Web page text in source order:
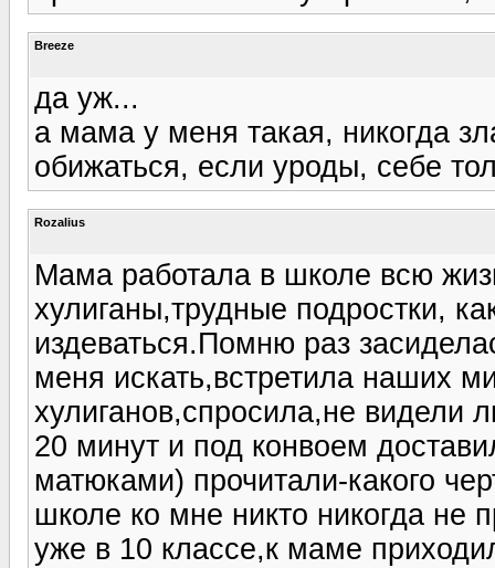
Breeze
да уж...
а мама у меня такая, никогда
обижаться, если уроды, себе
Rozalius
Мама работала в школе всю
хулиганы,трудные подростки,
издеваться.Помню раз
меня искать,встретила наших
хулиганов,спросила,не видели
20 минут и под конвоем
матюками) прочитали-какого
школе ко мне никто никогда не
уже в 10 классе,к маме